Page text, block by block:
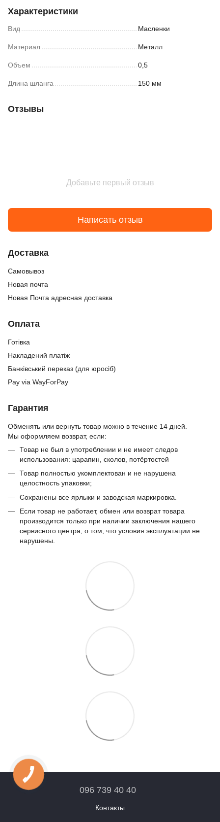
Характеристики
Вид Масленки
Материал Металл
Объем 0,5
Длина шланга 150 мм
Отзывы
Добавьте первый отзыв
Написать отзыв
Доставка
Cамовывоз
Новая почта
Новая Почта адресная доставка
Оплата
Готівка
Накладений платіж
Банківський переказ (для юросіб)
Pay via WayForPay
Гарантия
Обменять или вернуть товар можно в течение 14 дней.
Мы оформляем возврат, если:
Товар не был в употреблении и не имеет следов
использования: царапин, сколов, потёртостей
Товар полностью укомплектован и не нарушена
целостность упаковки;
Сохранены все ярлыки и заводская маркировка.
Если товар не работает, обмен или возврат товара
производится только при наличии заключения нашего
сервисного центра, о том, что условия эксплуатации не
нарушены.
096 739 40 40
Контакты